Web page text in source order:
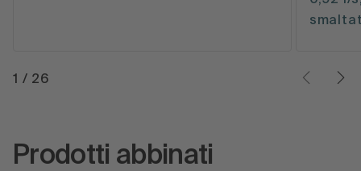
1 / 26
Prodotti abbinati